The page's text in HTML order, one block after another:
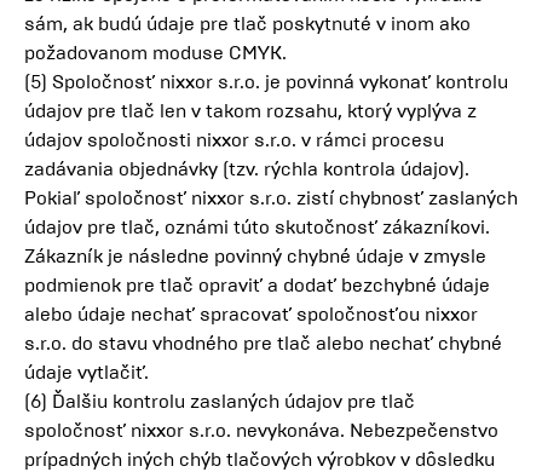
sám, ak budú údaje pre tlač poskytnuté v inom ako
požadovanom moduse CMYK.
(5) Spoločnosť nixxor s.r.o. je povinná vykonať kontrolu
údajov pre tlač len v takom rozsahu, ktorý vyplýva z
údajov spoločnosti nixxor s.r.o. v rámci procesu
zadávania objednávky (tzv. rýchla kontrola údajov).
Pokiaľ spoločnosť nixxor s.r.o. zistí chybnosť zaslaných
údajov pre tlač, oznámi túto skutočnosť zákazníkovi.
Zákazník je následne povinný chybné údaje v zmysle
podmienok pre tlač opraviť a dodať bezchybné údaje
alebo údaje nechať spracovať spoločnosťou nixxor
s.r.o. do stavu vhodného pre tlač alebo nechať chybné
údaje vytlačiť.
(6) Ďalšiu kontrolu zaslaných údajov pre tlač
spoločnosť nixxor s.r.o. nevykonáva. Nebezpečenstvo
prípadných iných chýb tlačových výrobkov v dôsledku